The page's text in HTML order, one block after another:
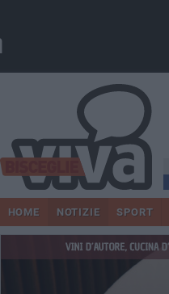
HOME NOTIZIE SPORT